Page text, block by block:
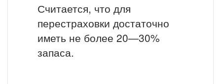
Считается, что для
перестраховки достаточно
иметь не более 20—30%
запаса.